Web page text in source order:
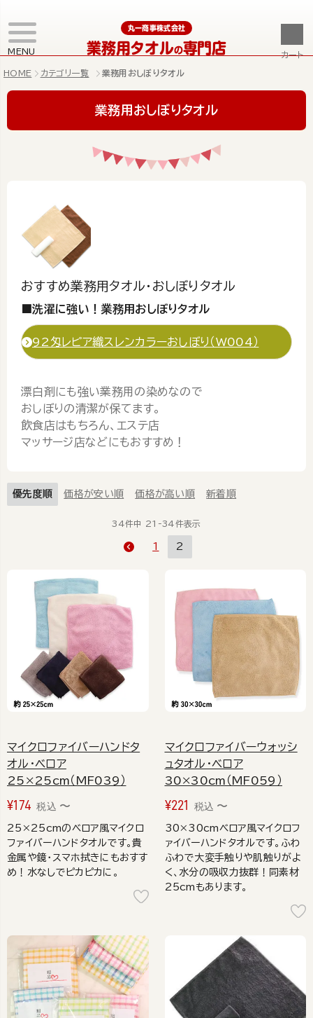
MENU
丸一商事株式会社
業務用タオルの専門店 カート
HOME カテゴリ一覧 業務用おしぼりタオル
業務用おしぼりタオル
おすすめ業務用タオル・おしぼりタオル
■洗濯に強い！業務用おしぼりタオル
92匁レピア織スレンカラーおしぼり（W004）
漂白剤にも強い業務用の染めなので
おしぼりの清潔が保てます。
飲食店はもちろん、エステ店
マッサージ店などにもおすすめ！
優先度順 価格が安い順 価格が高い順 新着順
34件中 21 -34件表示
1 2
マイクロファイバーハンドタ
オル・ベロア
25×25cm（MF039）
¥174 税込 〜
25×25cmのベロア風マイクロ
ファイバーハンドタオルです。貴
金属や鏡・スマホ拭きにもおすす
め！水なしでピカピカに。
マイクロファイバーウォッシ
ュタオル・ベロア
30×30cm（MF059）
¥221 税込 〜
30×30cmベロア風マイクロフ
ァイバーハンドタオルです。ふわ
ふわで大変手触りや肌触りがよ
く、水分の吸収力抜群！同素材
25cmもあります。